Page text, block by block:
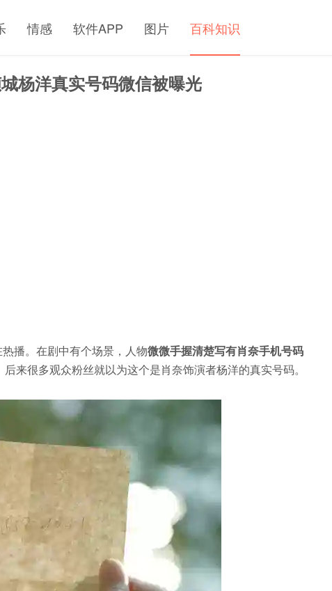
情感 软件APP 图片 百科知识
杨洋真实号码微信被曝光
播。在剧中有个场景，人物微微手握清楚写有肖奈手机号码
来很多观众粉丝就以为这个是肖奈饰演者杨洋的真实号码。